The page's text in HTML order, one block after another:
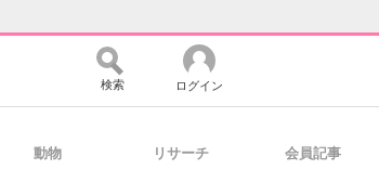
検索 ログイン
動物 リサーチ 会員記事